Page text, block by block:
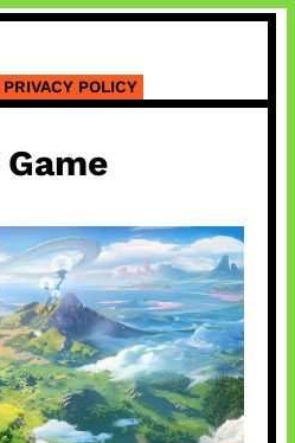
PRIVACY POLICY